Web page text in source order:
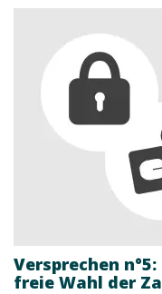
Versprechen
freie Wahl der